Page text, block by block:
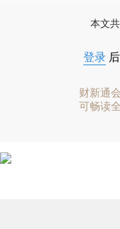
本文
登录
财新通
可畅读